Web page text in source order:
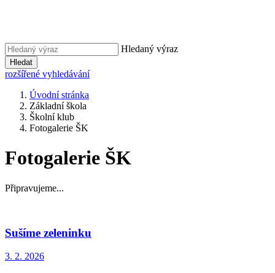
Hledaný výraz
Hledat
rozšířené vyhledávání
Úvodní stránka
Základní škola
Školní klub
Fotogalerie ŠK
Fotogalerie ŠK
Připravujeme...
Sušíme zeleninku
3. 2. 2026